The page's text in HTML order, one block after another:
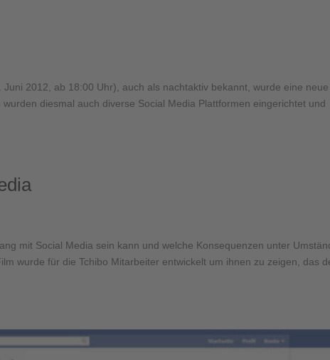
2012, ab 18:00 Uhr), auch als nachtaktiv bekannt, wurde eine neue
diesmal auch diverse Social Media Plattformen eingerichtet und
mit Social Media sein kann und welche Konsequenzen unter
wurde für die Tchibo Mitarbeiter entwickelt um ihnen zu zeigen, das